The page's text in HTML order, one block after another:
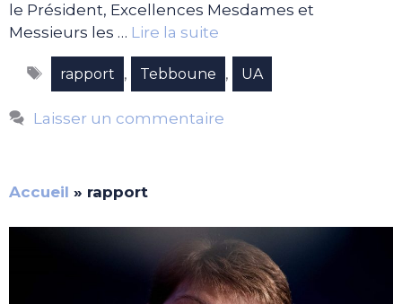
le Président, Excellences Mesdames et
Messieurs les … Lire la suite
Étiquettes
rapport , Tebboune , UA
Laisser un commentaire
Accueil » rapport